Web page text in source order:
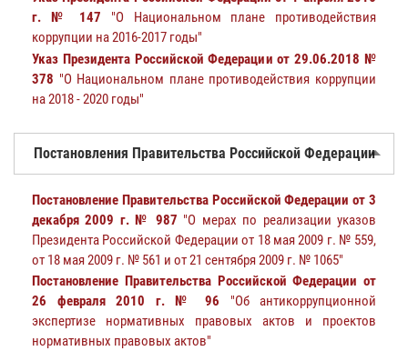
г. № 147 "О Национальном плане противодействия
коррупции на 2016-2017 годы"
Указ Президента Российской Федерации от 29.06.2018 №
378 "О Национальном плане противодействия коррупции
на 2018 - 2020 годы"
Постановления Правительства Российской Федерации
Постановление Правительства Российской Федерации от 3
декабря 2009 г. № 987 "О мерах по реализации указов
Президента Российской Федерации от 18 мая 2009 г. № 559,
от 18 мая 2009 г. № 561 и от 21 сентября 2009 г. № 1065"
Постановление Правительства Российской Федерации от
26 февраля 2010 г. № 96 "Об антикоррупционной
экспертизе нормативных правовых актов и проектов
нормативных правовых актов"